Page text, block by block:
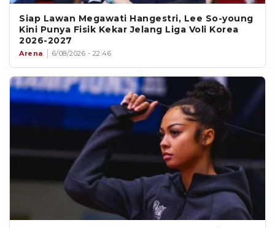
Siap Lawan Megawati Hangestri, Lee So-young
Kini Punya Fisik Kekar Jelang Liga Voli Korea
2026-2027
Arena 6/08/2026 - 22:46